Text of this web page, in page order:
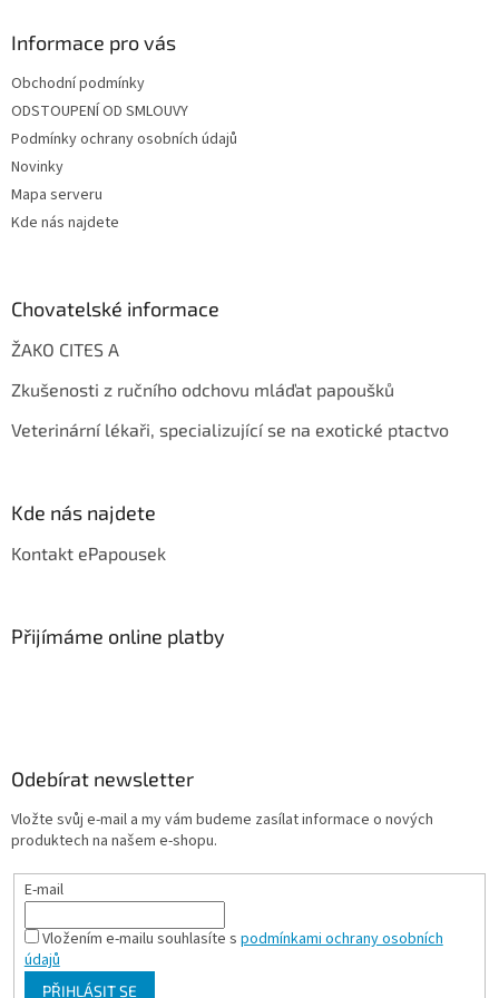
Informace pro vás
Obchodní podmínky
ODSTOUPENÍ OD SMLOUVY
Podmínky ochrany osobních údajů
Novinky
Mapa serveru
Kde nás najdete
Chovatelské informace
ŽAKO CITES A
Zkušenosti z ručního odchovu mláďat papoušků
Veterinární lékaři, specializující se na exotické ptactvo
Kde nás najdete
Kontakt ePapousek
Přijímáme online platby
Odebírat newsletter
Vložte svůj e-mail a my vám budeme zasílat informace o nových
produktech na našem e-shopu.
E-mail
Vložením e-mailu souhlasíte s podmínkami ochrany osobních
údajů
PŘIHLÁSIT SE